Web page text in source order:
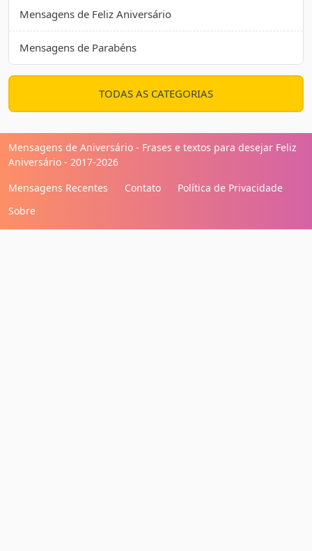
Mensagens de Feliz Aniversário
Mensagens de Parabéns
TODAS AS CATEGORIAS
Mensagens de Aniversário - Frases e textos para desejar Feliz
Aniversário - 2017-2026
Mensagens Recentes
Contato
Política de Privacidade
Sobre